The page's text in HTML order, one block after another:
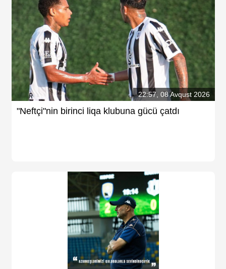
22:57, 08 Avqust 2026
"Neftçi"nin birinci liqa klubuna gücü çatdı